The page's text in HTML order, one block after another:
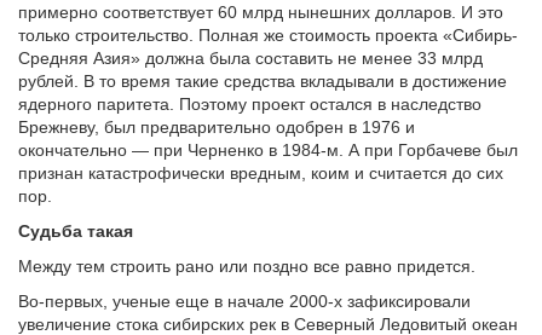
примерно соответствует 60 млрд нынешних долларов. И это
только строительство. Полная же стоимость проекта «Сибирь-
Средняя Азия» должна была составить не менее 33 млрд
рублей. В то время такие средства вкладывали в достижение
ядерного паритета. Поэтому проект остался в наследство
Брежневу, был предварительно одобрен в 1976 и
окончательно — при Черненко в 1984-м. А при Горбачеве был
признан катастрофически вредным, коим и считается до сих
пор.
Судьба такая
Между тем строить рано или поздно все равно придется.
Во-первых, ученые еще в начале 2000-х зафиксировали
увеличение стока сибирских рек в Северный Ледовитый океан